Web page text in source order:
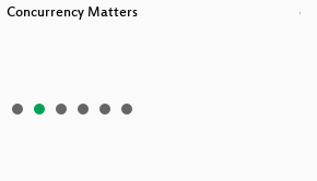
Concurrency Matters